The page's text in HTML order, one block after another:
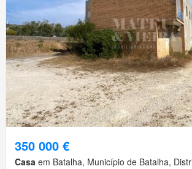
350 000 €
Casa em Batalha, Município de Batalha,